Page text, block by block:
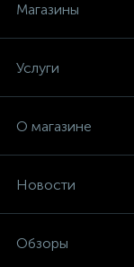
Магазины
Услуги
О магазине
Новости
Обзоры